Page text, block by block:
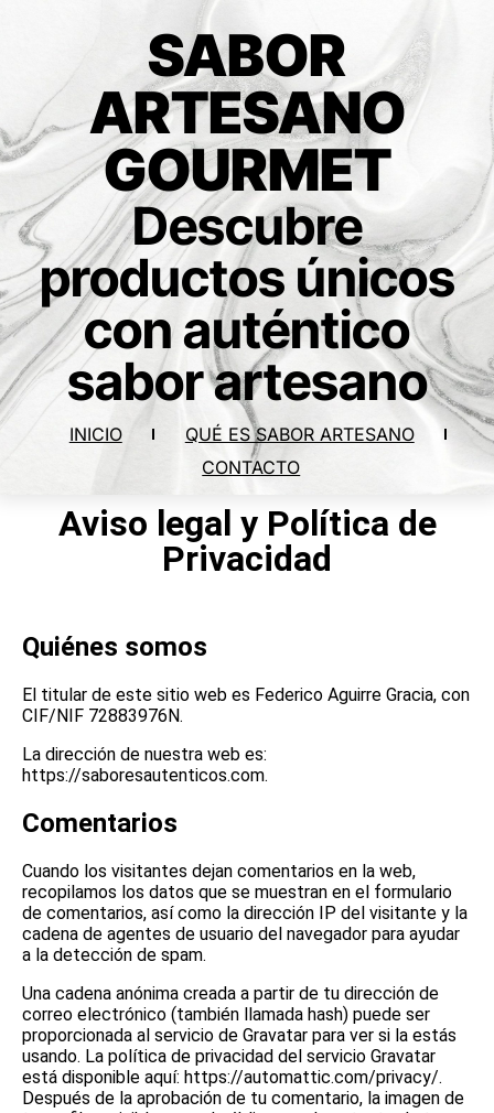
SABOR
ARTESANO
GOURMET
Descubre
productos únicos
con auténtico
sabor artesano
INICIO
QUÉ ES SABOR ARTESANO
CONTACTO
Aviso legal y Política de
Privacidad
Quiénes somos
El titular de este sitio web es Federico Aguirre Gracia, con
CIF/NIF 72883976N.
La dirección de nuestra web es:
https://saboresautenticos.com.
Comentarios
Cuando los visitantes dejan comentarios en la web,
recopilamos los datos que se muestran en el formulario
de comentarios, así como la dirección IP del visitante y la
cadena de agentes de usuario del navegador para ayudar
a la detección de spam.
Una cadena anónima creada a partir de tu dirección de
correo electrónico (también llamada hash) puede ser
proporcionada al servicio de Gravatar para ver si la estás
usando. La política de privacidad del servicio Gravatar
está disponible aquí: https://automattic.com/privacy/.
Después de la aprobación de tu comentario, la imagen de